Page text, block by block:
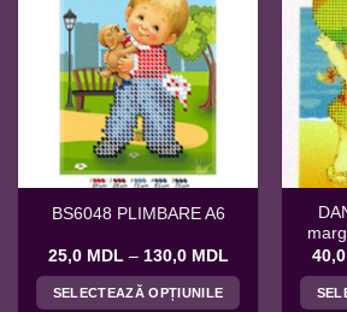
BS6048 PLIMBARE A6
25,0 MDL – 130,0 MDL
prețuri:
25,0 MDL
SELECTEAZĂ OPȚIUNILE
40,0